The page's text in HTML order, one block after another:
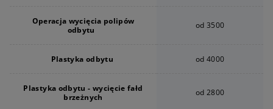
Operacja wycięcia polipów
odbytu
od 3500
Plastyka odbytu od 4000
Plastyka odbytu - wycięcie fałd
brzeżnych
od 2800